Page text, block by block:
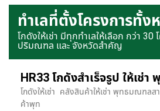
ทำเลที่ตั้งโครงการทั้ง
โกดังให้เช่า มีทุกทำเลให้เลือก กว่า 30
ปริมณฑล และ จังหวัดสำคัญ
HR33 โกดังสำเร็จรูป ให้เช่
โกดังให้เช่า คลังสินค้าให้เช่า พุทธมณฑล
ค้าพุท